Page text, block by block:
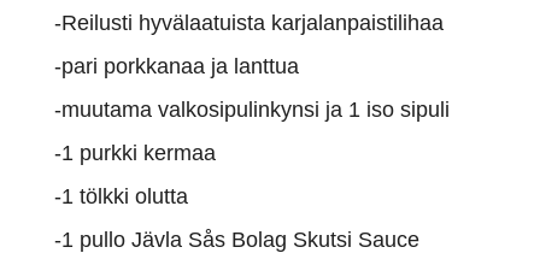
-Reilusti hyvälaatuista karjalanpaistilihaa
-pari porkkanaa ja lanttua
-muutama valkosipulinkynsi ja 1 iso sipuli
-1 purkki kermaa
-1 tölkki olutta
-1 pullo Jävla Sås Bolag Skutsi Sauce